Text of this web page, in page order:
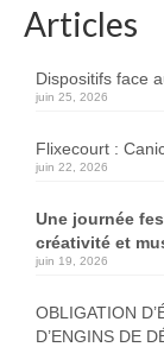
Sports Loisirs
Articles
Dispositifs face
juin 25, 2026
Flixecourt :
juin 22, 2026
Une journée
créativité et
juin 19, 2026
OBLIGATION
D’ENGINS DE